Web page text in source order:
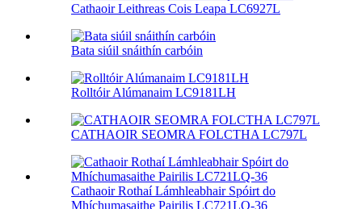
Cathaoir Leithreas Cois Leapa LC6927L
Bata siúil snáithín carbóin
Rolltóir Alúmanaim LC9181LH
CATHAOIR SEOMRA FOLCTHA LC797L
Cathaoir Rothaí Lámhleabhair Spóirt do
Mhíchumasaithe Pairilis LC721LQ-36